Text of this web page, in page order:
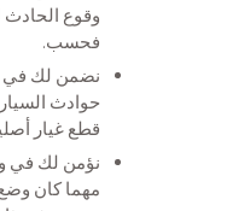
وقوع الحادث
فحسب.
نضمن لك في
حوادث
قطع غيار
نؤمن لك في
مهما كان